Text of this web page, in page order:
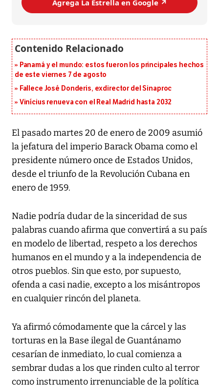
Agrega La Estrella en Google ↗️
Panamá y el mundo: estos fueron los principales hechos
de este viernes 7 de agosto
Fallece José Donderis, exdirector del Sinaproc
Vinícius renueva con el Real Madrid hasta 2032
El pasado martes 20 de enero de 2009 asumió
la jefatura del imperio Barack Obama como el
presidente número once de Estados Unidos,
desde el triunfo de la Revolución Cubana en
enero de 1959.
Nadie podría dudar de la sinceridad de sus
palabras cuando afirma que convertirá a su país
en modelo de libertad, respeto a los derechos
humanos en el mundo y a la independencia de
otros pueblos. Sin que esto, por supuesto,
ofenda a casi nadie, excepto a los misántropos
en cualquier rincón del planeta.
Ya afirmó cómodamente que la cárcel y las
torturas en la Base ilegal de Guantánamo
cesarían de inmediato, lo cual comienza a
sembrar dudas a los que rinden culto al terror
como instrumento irrenunciable de la política